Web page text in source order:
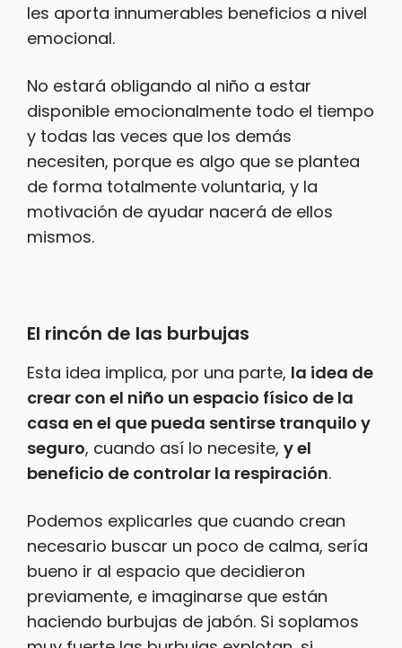
les aporta innumerables beneficios a nivel
emocional.
No estará obligando al niño a estar
disponible emocionalmente todo el tiempo
y todas las veces que los demás
necesiten, porque es algo que se plantea
de forma totalmente voluntaria, y la
motivación de ayudar nacerá de ellos
mismos.
El rincón de las burbujas
Esta idea implica, por una parte, la idea de
crear con el niño un espacio físico de la
casa en el que pueda sentirse tranquilo y
seguro, cuando así lo necesite, y el
beneficio de controlar la respiración.
Podemos explicarles que cuando crean
necesario buscar un poco de calma, sería
bueno ir al espacio que decidieron
previamente, e imaginarse que están
haciendo burbujas de jabón. Si soplamos